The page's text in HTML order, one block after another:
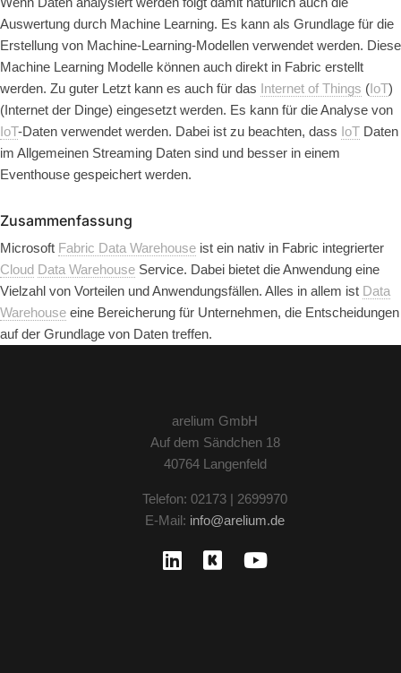
Auswertung durch Machine Learning. Es kann als Grundlage für die
Erstellung von Machine-Learning-Modellen verwendet werden. Diese
Machine Learning Modelle können auch direkt in Fabric erstellt
werden. Zu guter Letzt kann es auch für das Internet of Things (IoT)
(Internet der Dinge) eingesetzt werden. Es kann für die Analyse von
IoT-Daten verwendet werden. Dabei ist zu beachten, dass IoT Daten
im Allgemeinen Streaming Daten sind und besser in einem
Eventhouse gespeichert werden.
Zusammenfassung
Microsoft Fabric Data Warehouse ist ein nativ in Fabric integrierter
Cloud Data Warehouse Service. Dabei bietet die Anwendung eine
Vielzahl von Vorteilen und Anwendungsfällen. Alles in allem ist Data
Warehouse eine Bereicherung für Unternehmen, die Entscheidungen
auf der Grundlage von Daten treffen.
arelium GmbH
Auf dem Sändchen 18
40764 Langenfeld
Telefon: 02173 | 2699970
E-Mail: info@arelium.de